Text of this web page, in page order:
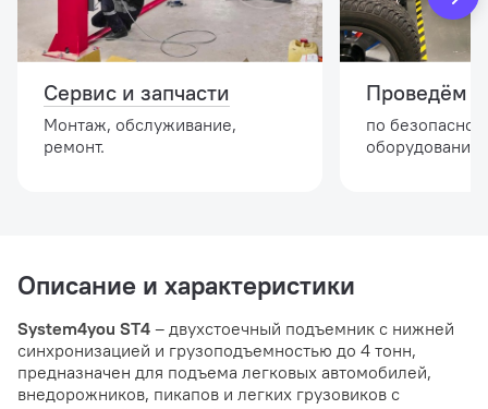
Сервис и запчасти
Монтаж, обслуживание,
ремонт.
Проведём
по
оборудовании.
Описание и характеристики
System4you ST4 – двухстоечный подъемник с нижней
синхронизацией и грузоподъемностью до 4 тонн,
предназначен для подъема легковых автомобилей,
внедорожников, пикапов и легких грузовиков с